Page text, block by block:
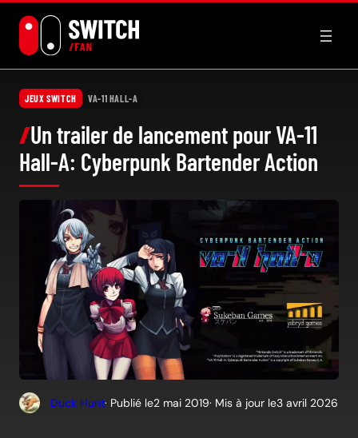
contenu
JEUX SWITCH VA-11 HALL-A
Un trailer de lancement pour VA-11
Hall-A: Cyberpunk Bartender Action
Duck Hunt· Publié le2 mai 2019· Mis à jour le3 avril 2026